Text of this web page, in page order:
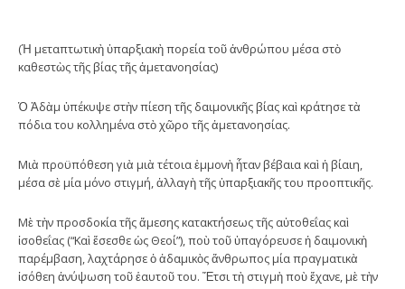
(Ἡ μεταπτωτικὴ ὑπαρξιακὴ πορεία τοῦ ἀνθρώπου μέσα στὸ
καθεστὼς τῆς βίας τῆς ἀμετανοησίας)
Ὁ Ἀδὰμ ὑπέκυψε στὴν πίεση τῆς δαιμονικῆς βίας καὶ κράτησε τὰ
πόδια του κολλημένα στὸ χῶρο τῆς ἀμετανοησίας.
Μιὰ προϋπόθεση γιὰ μιὰ τέτοια ἐμμονὴ ἦταν βέβαια καὶ ἡ βίαιη,
μέσα σὲ μία μόνο στιγμή, ἀλλαγὴ τῆς ὑπαρξιακῆς του προοπτικῆς.
Μὲ τὴν προσδοκία τῆς ἄμεσης κατακτήσεως τῆς αὐτοθεΐας καὶ
ἰσοθεΐας (“Καὶ ἔσεσθε ὡς Θεοί”), ποὺ τοῦ ὑπαγόρευσε ἡ δαιμονικὴ
παρέμβαση, λαχτάρησε ὁ ἀδαμικὸς ἄνθρωπος μία πραγματικὰ
ἰσόθεη ἀνύψωση τοῦ ἑαυτοῦ του. Ἔτσι τὴ στιγμὴ ποὺ ἔχανε, μὲ τὴν